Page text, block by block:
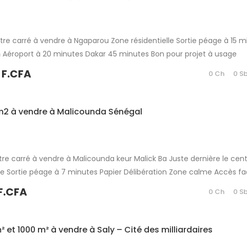
carré à vendre à Ngaparou Zone résidentielle Sortie péage à 15
à 20 minutes Dakar 45 minutes Bon pour projet à usage
immobilier Partager
0 Ch 0
à vendre à Malicounda Sénégal
carré à vendre à Malicounda keur Malick Ba Juste dernière le
Sortie péage à 7 minutes Papier Délibération Zone calme Accès
0 Ch 0
et 1000 m² à vendre à Saly – Cité des milliardaires